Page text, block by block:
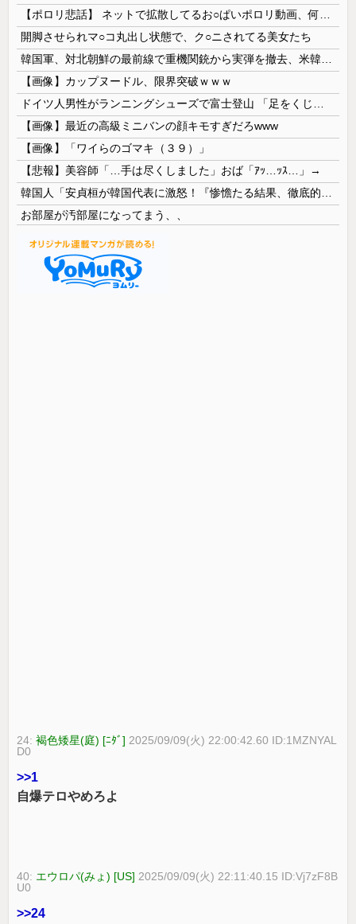
開脚させられマ○コ丸出し状態で、ク○ニされてる美女たち
【画像】カップヌードル、限界突破ｗｗｗ
【画像】最近の高級ミニバンの顔キモすぎだろwww
【画像】「ワイらのゴマキ（３９）」
【悲報】美容師「…手は尽くしました」おば「ｱｯ…ｯｽ…」→
お部屋が汚部屋になってまう、、
24:褐色矮星(庭) [ﾆﾀﾞ] 2025/09/09(火) 22:00:42.60 ID:1MZNYAL
D0
>>1
自爆テロやめろよ
40: エウロパ(みょ) [US] 2025/09/09(火) 22:11:40.15 ID:Vj7zF8B
U0
>>24